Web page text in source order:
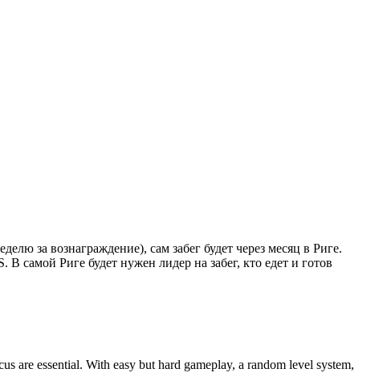
за вознаграждение), сам забег будет через месяц в Риге.
самой Риге будет нужен лидер на забег, кто едет и готов
are essential. With easy but hard gameplay, a random level system,